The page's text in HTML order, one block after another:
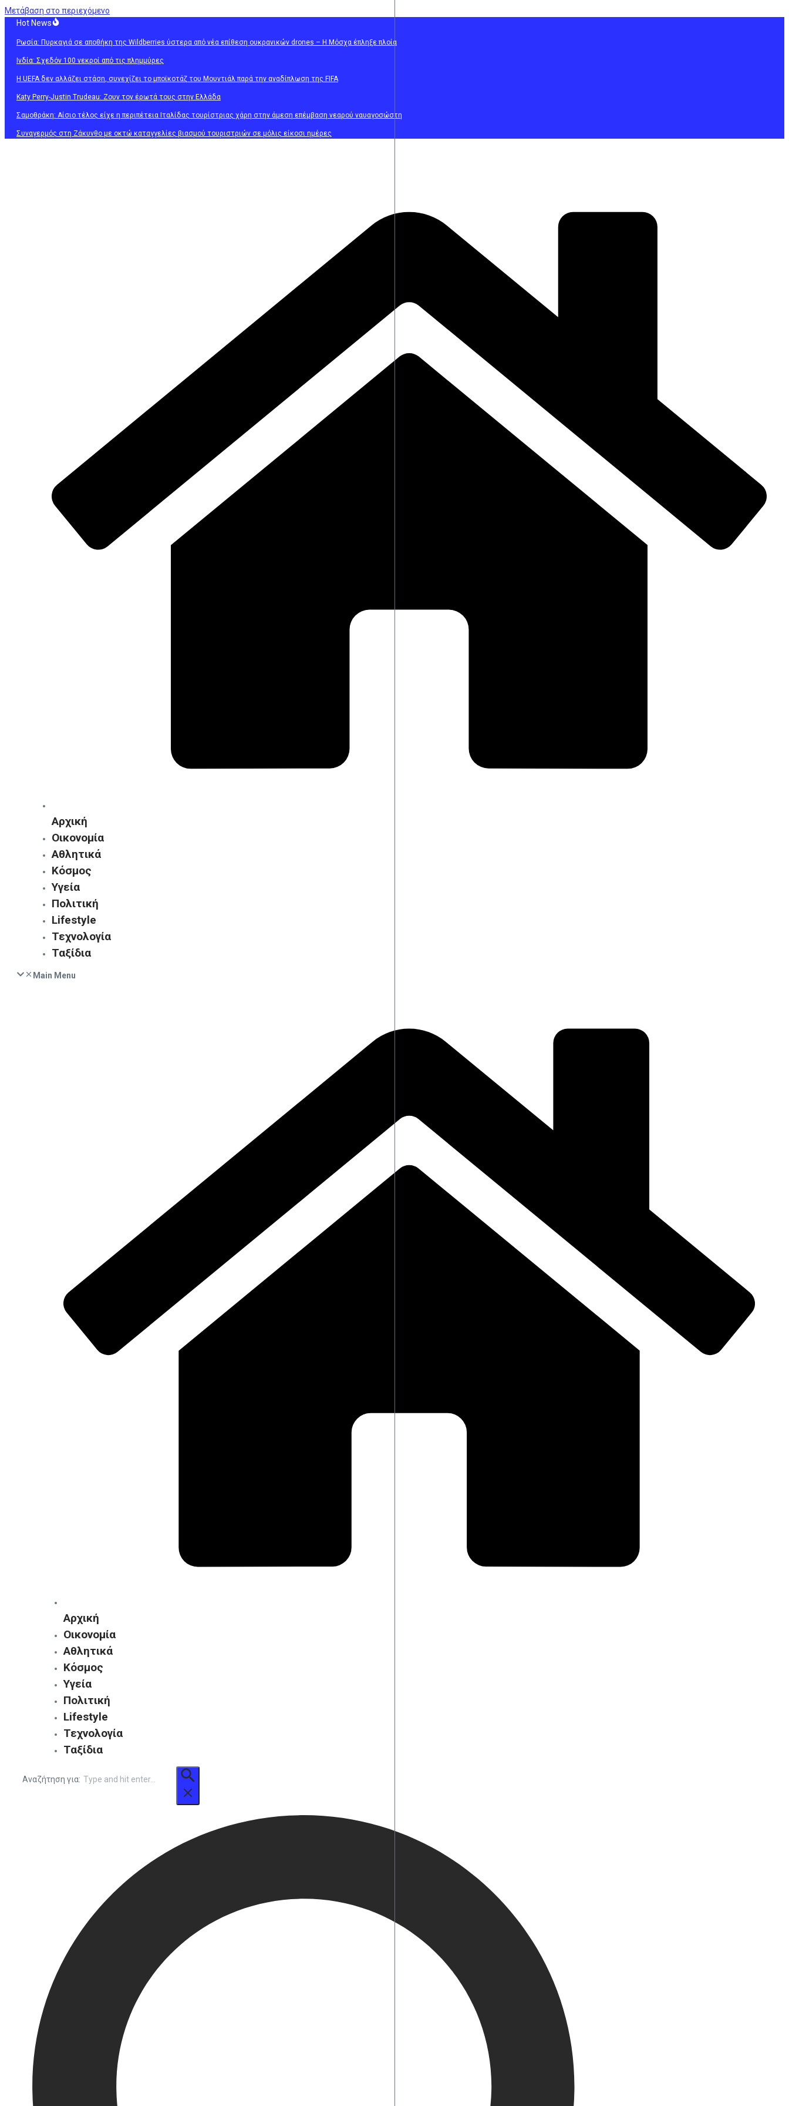
Μετάβαση στο περιεχόμενο
Hot News
Ρωσία: Πυρκαγιά σε αποθήκη της Wildberries ύστερα από νέα επίθεση ουκρανικών drones – Η Μόσχα έπληξε πλοία
Ινδία: Σχεδόν 100 νεκροί από τις πλημμύρες
Η UEFA δεν αλλάζει στάση, συνεχίζει το μποϊκοτάζ του Μουντιάλ παρά την αναδίπλωση της FIFA
Katy Perry-Justin Trudeau: Ζουν τον έρωτά τους στην Ελλάδα
Σαμοθράκη: Αίσιο τέλος είχε η περιπέτεια Ιταλίδας τουρίστριας χάρη στην άμεση επέμβαση νεαρού ναυαγοσώστη
Συναγερμός στη Ζάκυνθο με οκτώ καταγγελίες βιασμού τουριστριών σε μόλις είκοσι ημέρες
Αρχική
Οικονομία
Αθλητικά
Κόσμος
Υγεία
Πολιτική
Lifestyle
Τεχνολογία
Ταξίδια
Main Menu
Αρχική
Οικονομία
Αθλητικά
Κόσμος
Υγεία
Πολιτική
Lifestyle
Τεχνολογία
Ταξίδια
Αναζήτηση για: